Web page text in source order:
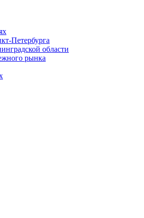
Петербурга
области
рынка